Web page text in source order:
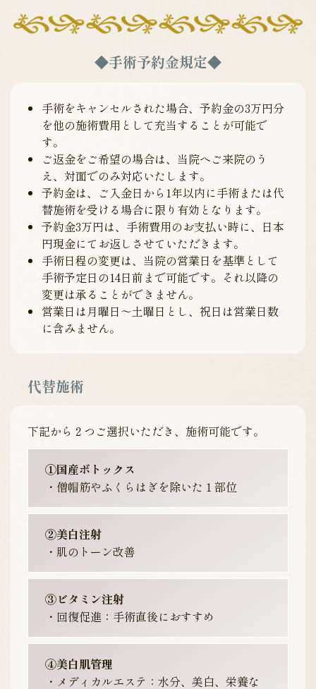
◆手術予約金規定◆
手術をキャンセルされた場合、予約金の3万円分
を他の施術費用として充当することが可能で
す。
ご返金をご希望の場合は、当院へご来院のう
え、対面でのみ対応いたします。
予約金は、ご入金日から1年以内に手術または代
替施術を受ける場合に限り有効となります。
予約金3万円は、手術費用のお支払い時に、日本
円現金にてお返しさせていただきます。
手術日程の変更は、当院の営業日を基準として
手術予定日の14日前まで可能です。それ以降の
変更は承ることができません。
営業日は月曜日～土曜日とし、祝日は営業日数
に含みません。
代替施術
下記から２つご選択いただき、施術可能です。
①国産ボトックス
・僧帽筋やふくらはぎを除いた１部位
②美白注射
・肌のトーン改善
③ビタミン注射
・回復促進：手術直後におすすめ
④美白肌管理
・メディカルエステ：水分、美白、栄養な